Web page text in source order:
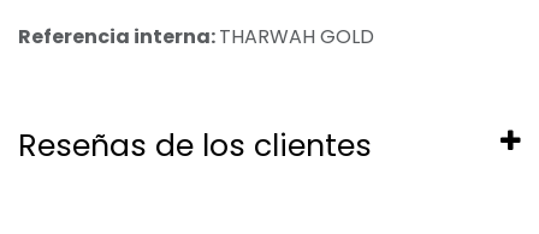
Referencia interna:THARWAH GOLD
Reseñas de los clientes